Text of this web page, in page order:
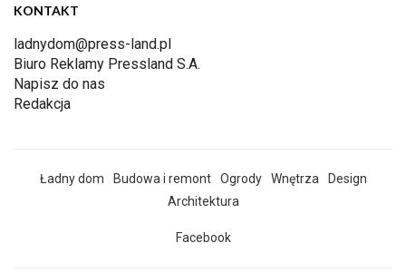
KONTAKT
ladnydom@press-land.pl
Biuro Reklamy Pressland S.A.
Napisz do nas
Redakcja
Ładny dom Budowa i remont Ogrody Wnętrza
Design
Architektura
Facebook